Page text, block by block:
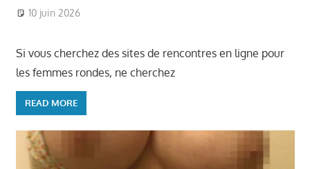
10 juin 2026
Si vous cherchez des sites de rencontres en ligne pour
les femmes rondes, ne cherchez
READ MORE